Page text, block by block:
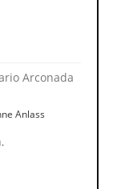
Arconada
Anlass
.